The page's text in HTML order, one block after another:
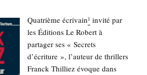
Qua­trième écri­vain1 invi­té par
les Édi­tions Le Robert à
par­ta­ger ses « Secrets
d’écriture », l’au­teur de thril­lers
Franck Thil­liez évoque dans